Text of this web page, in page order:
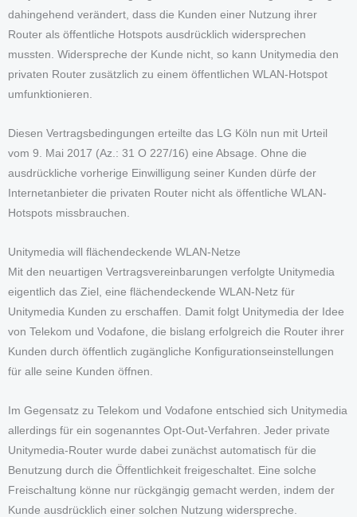
dahingehend verändert, dass die Kunden einer Nutzung ihrer
Router als öffentliche Hotspots ausdrücklich widersprechen
mussten. Widerspreche der Kunde nicht, so kann Unitymedia den
privaten Router zusätzlich zu einem öffentlichen WLAN-Hotspot
umfunktionieren.
Diesen Vertragsbedingungen erteilte das LG Köln nun mit Urteil
vom 9. Mai 2017 (Az.: 31 O 227/16) eine Absage. Ohne die
ausdrückliche vorherige Einwilligung seiner Kunden dürfe der
Internetanbieter die privaten Router nicht als öffentliche WLAN-
Hotspots missbrauchen.
Unitymedia will flächendeckende WLAN-Netze
Mit den neuartigen Vertragsvereinbarungen verfolgte Unitymedia
eigentlich das Ziel, eine flächendeckende WLAN-Netz für
Unitymedia Kunden zu erschaffen. Damit folgt Unitymedia der Idee
von Telekom und Vodafone, die bislang erfolgreich die Router ihrer
Kunden durch öffentlich zugängliche Konfigurationseinstellungen
für alle seine Kunden öffnen.
Im Gegensatz zu Telekom und Vodafone entschied sich Unitymedia
allerdings für ein sogenanntes Opt-Out-Verfahren. Jeder private
Unitymedia-Router wurde dabei zunächst automatisch für die
Benutzung durch die Öffentlichkeit freigeschaltet. Eine solche
Freischaltung könne nur rückgängig gemacht werden, indem der
Kunde ausdrücklich einer solchen Nutzung widerspreche.